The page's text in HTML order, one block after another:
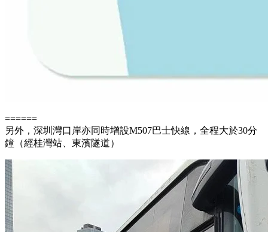
======
另外，深圳灣口岸亦同時增設M507巴士快線，全程大於30分
鐘（經桂灣站、東濱隧道）